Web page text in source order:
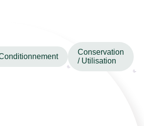
Conservation
/ Utilisation